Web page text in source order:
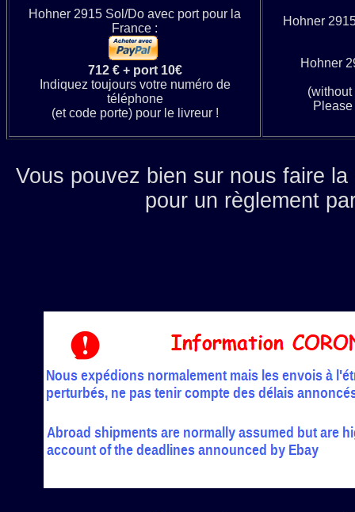
Hohner 2915 Sol/Do avec port pour la
France :
712 € + port 10€
Indiquez toujours votre numéro de
téléphone
(et code porte) pour le livreur !
Hohner
Hohner
Vous pouvez bien sur nous faire
pour un règlement